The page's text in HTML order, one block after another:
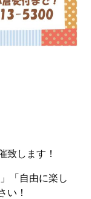
致します！
「自由に楽し
い！